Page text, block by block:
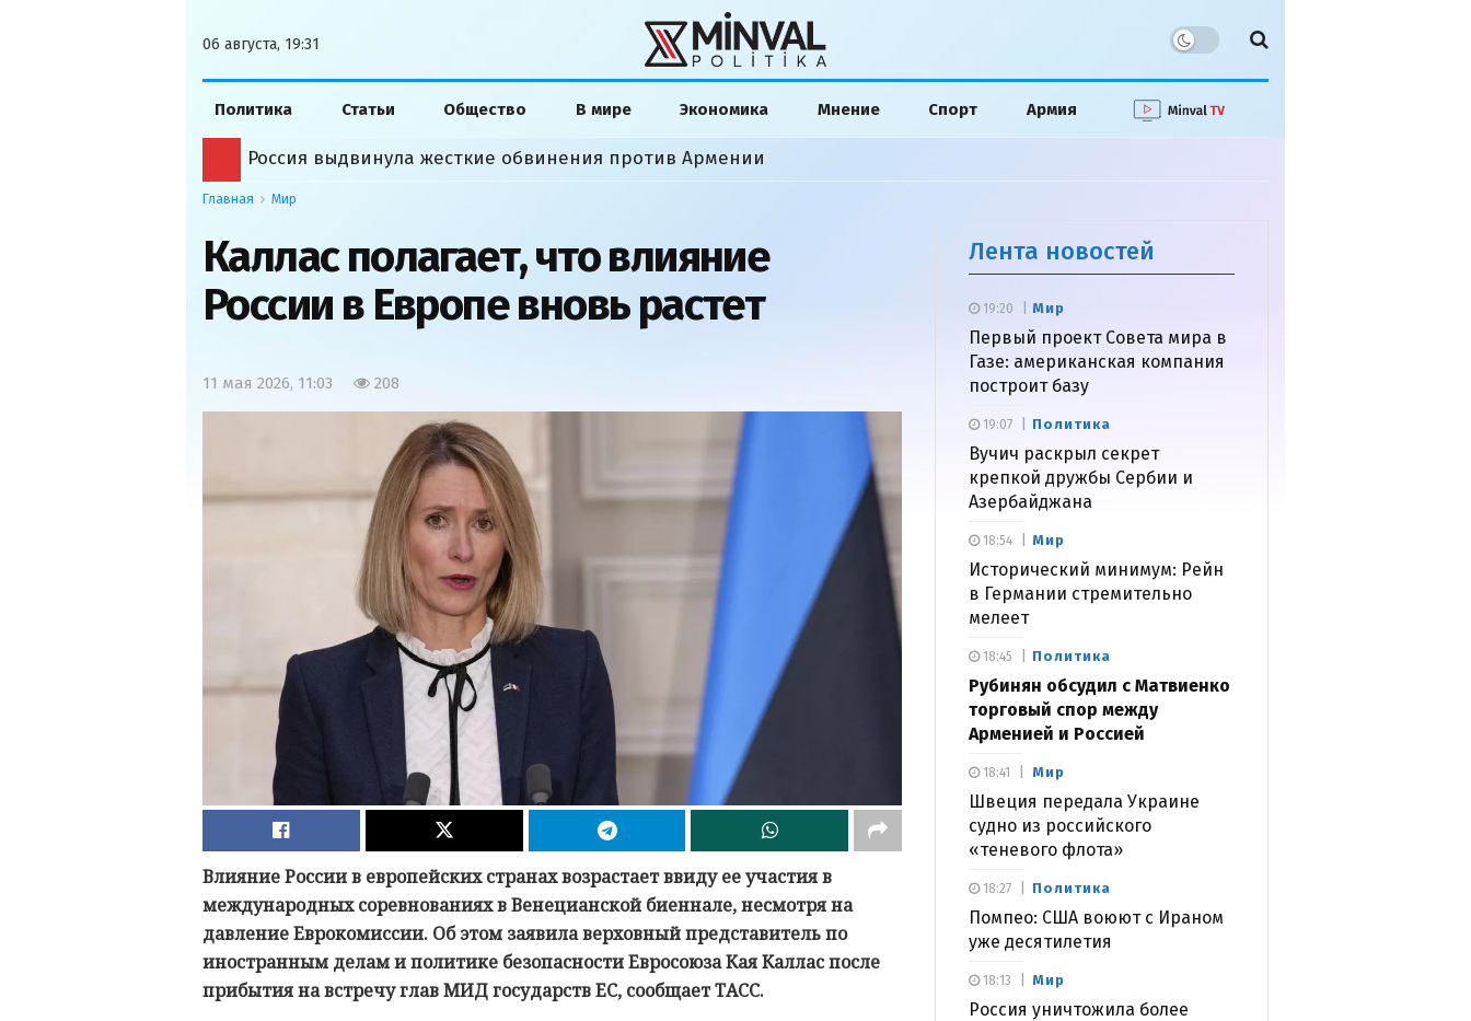
06 августа, 19:31
Политика Статьи Общество В мире Экономика Мнение Спорт Армия
Россия выдвинула жесткие обвинения против Армении
Главная Мир
Каллас полагает, что влияние
России в Европе вновь растет
11 мая 2026, 11:03 208
Влияние России в европейских странах возрастает ввиду ее участия в
международных соревнованиях в Венецианской биеннале, несмотря на
давление Еврокомиссии. Об этом заявила верховный представитель по
иностранным делам и политике безопасности Евросоюза Кая Каллас после
прибытия на встречу глав МИД государств ЕС, сообщает ТАСС.
Лента новостей
Мир
Первый проект Совета мира в
Газе: американская компания
построит базу
19:20
Политика
Вучич раскрыл секрет
крепкой дружбы Сербии и
Азербайджана
19:07
Мир
Исторический минимум: Рейн
в Германии стремительно
мелеет
18:54
Политика
Рубинян обсудил с Матвиенко
торговый спор между
Арменией и Россией
18:45
Мир
Швеция передала Украине
судно из российского
«теневого флота»
18:41
Политика
Помпео: США воюют с Ираном
уже десятилетия
18:27
Мир
Россия уничтожила более
18:13